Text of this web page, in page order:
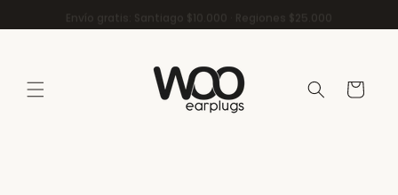
directamente
al contenido
Envío gratis: Santiago $10.000 · Regiones $25.000
Carrito